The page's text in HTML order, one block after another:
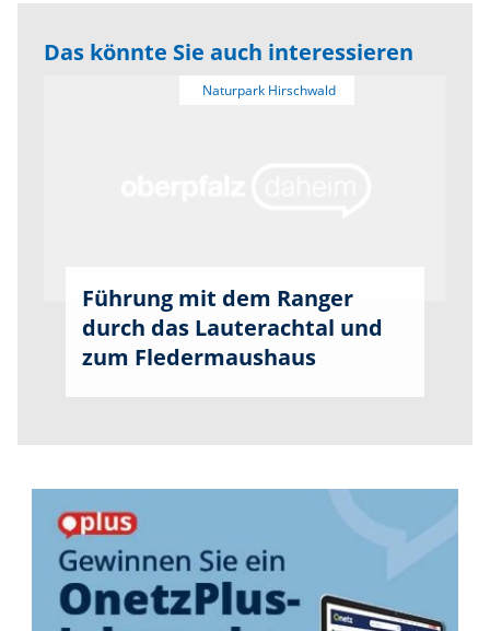
Das könnte Sie auch interessieren
Naturpark Hirschwald
Führung mit dem Ranger
durch das Lauterachtal und
zum Fledermaushaus